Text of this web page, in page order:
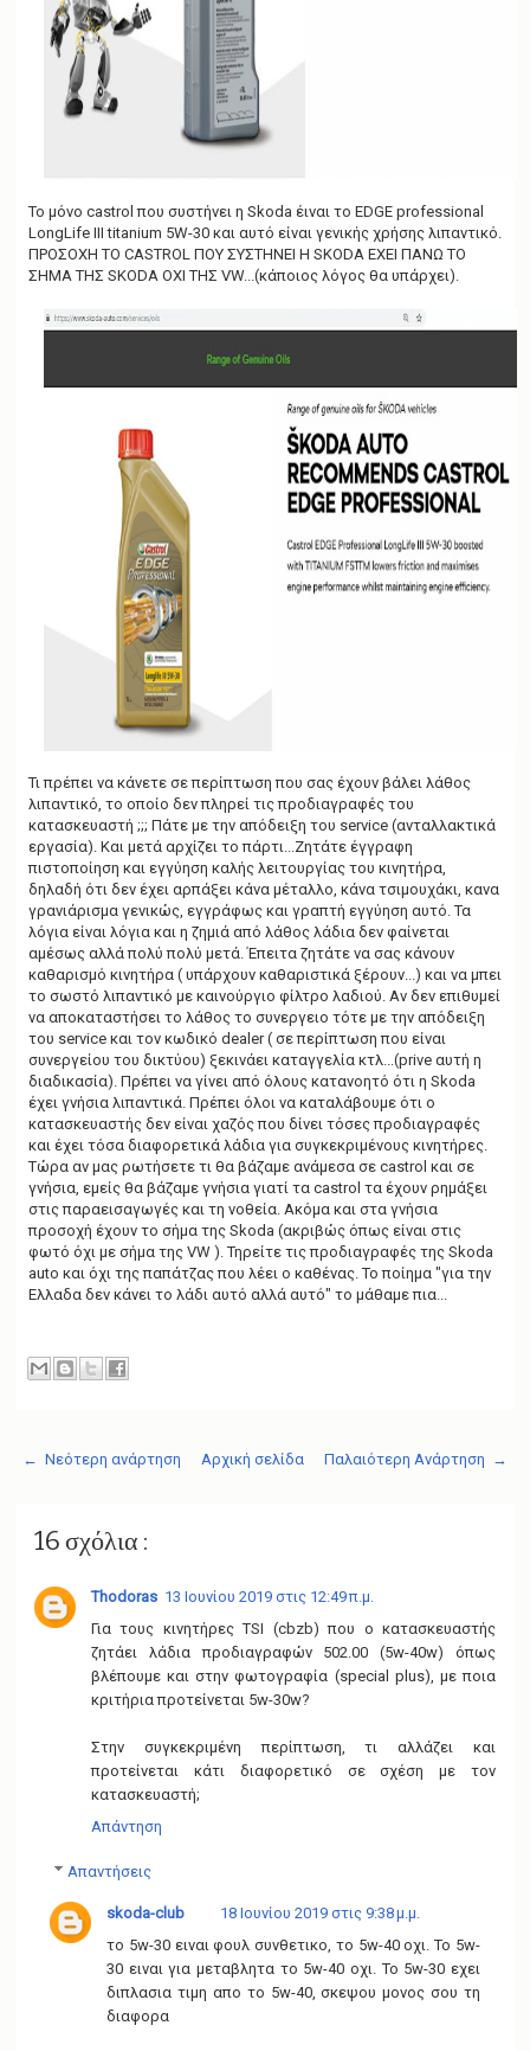
Το μόνο castrol που συστήνει η Skoda έιναι το EDGE professional
LongLife III titanium 5W-30 και αυτό είναι γενικής χρήσης λιπαντικό.
ΠΡΟΣΟΧΗ ΤΟ CASTROL ΠΟΥ ΣΥΣΤΗΝΕΙ Η SKODA EXEI ΠΑΝΩ ΤΟ
ΣΗΜΑ ΤΗΣ SKODA ΟΧΙ ΤΗΣ VW...(κάποιος λόγος θα υπάρχει).
Τι πρέπει να κάνετε σε περίπτωση που σας έχουν βάλει λάθος
λιπαντικό, το οποίο δεν πληρεί τις προδιαγραφές του
κατασκευαστή ;;; Πάτε με την απόδειξη του service (ανταλλακτικά
εργασία). Και μετά αρχίζει το πάρτι...Ζητάτε έγγραφη
πιστοποίηση και εγγύηση καλής λειτουργίας του κινητήρα,
δηλαδή ότι δεν έχει αρπάξει κάνα μέταλλο, κάνα τσιμουχάκι, κανα
γρανιάρισμα γενικώς, εγγράφως και γραπτή εγγύηση αυτό. Τα
λόγια είναι λόγια και η ζημιά από λάθος λάδια δεν φαίνεται
αμέσως αλλά πολύ πολύ μετά. Έπειτα ζητάτε να σας κάνουν
καθαρισμό κινητήρα ( υπάρχουν καθαριστικά ξέρουν...) και να μπει
το σωστό λιπαντικό με καινούργιο φίλτρο λαδιού. Αν δεν επιθυμεί
να αποκαταστήσει το λάθος το συνεργειο τότε με την απόδειξη
του service και τον κωδικό dealer ( σε περίπτωση που είναι
συνεργείου του δικτύου) ξεκινάει καταγγελία κτλ...(prive αυτή η
διαδικασία). Πρέπει να γίνει από όλους κατανοητό ότι η Skoda
έχει γνήσια λιπαντικά. Πρέπει όλοι να καταλάβουμε ότι ο
κατασκευαστής δεν είναι χαζός που δίνει τόσες προδιαγραφές
και έχει τόσα διαφορετικά λάδια για συγκεκριμένους κινητήρες.
Τώρα αν μας ρωτήσετε τι θα βάζαμε ανάμεσα σε castrol και σε
γνήσια, εμείς θα βάζαμε γνήσια γιατί τα castrol τα έχουν ρημάξει
στις παραεισαγωγές και τη νοθεία. Ακόμα και στα γνήσια
προσοχή έχουν το σήμα της Skoda (ακριβώς όπως είναι στις
φωτό όχι με σήμα της VW ). Τηρείτε τις προδιαγραφές της Skoda
auto και όχι της παπάτζας που λέει ο καθένας. Το ποίημα "για την
Ελλαδα δεν κάνει το λάδι αυτό αλλά αυτό" το μάθαμε πια...
← Νεότερη ανάρτηση Παλαιότερη Ανάρτηση →
Αρχική σελίδα
16 σχόλια :
Thodoras 13 Ιουνίου 2019 στις 12:49 π.μ.
Για τους κινητήρες TSI (cbzb) που ο κατασκευαστής
ζητάει λάδια προδιαγραφών 502.00 (5w-40w) όπως
βλέπουμε και στην φωτογραφία (special plus), με ποια
κριτήρια προτείνεται 5w-30w?
Στην συγκεκριμένη περίπτωση, τι αλλάζει και
προτείνεται κάτι διαφορετικό σε σχέση με τον
κατασκευαστή;
Απάντηση
Απαντήσεις
skoda-club
18 Ιουνίου 2019 στις 9:38 μ.μ.
το 5w-30 ειναι φουλ συνθετικο, το 5w-40 οχι. Το 5w-
30 ειναι για μεταβλητα το 5w-40 οχι. Το 5w-30 εχει
διπλασια τιμη απο το 5w-40, σκεψου μονος σου τη
διαφορα